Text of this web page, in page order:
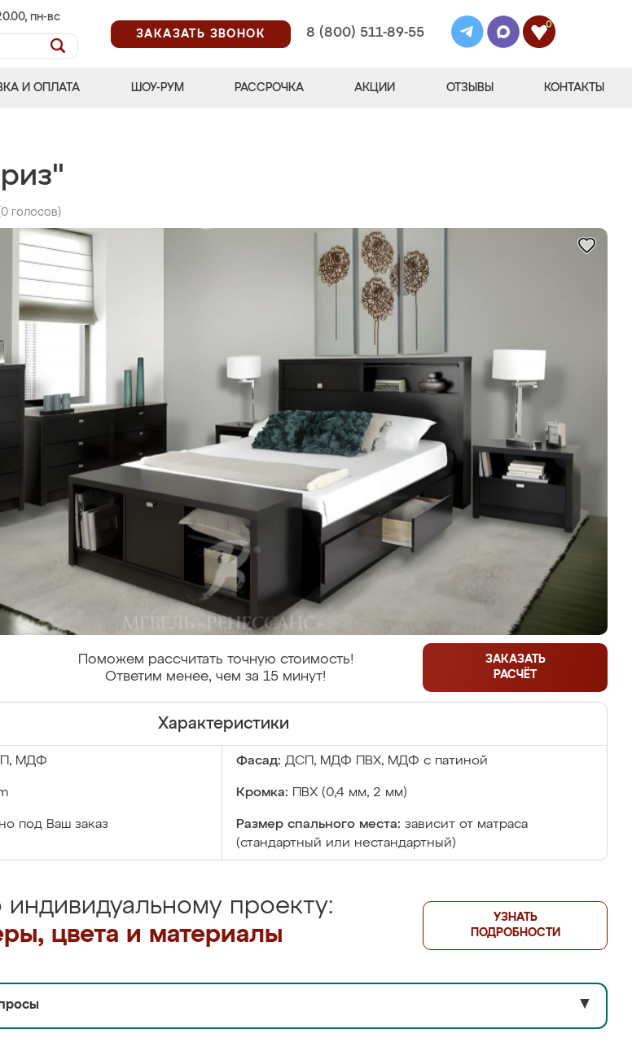
пн-вс
ЗАКАЗАТЬ ЗВОНОК
8 (800) 511-89-55
0
И ОПЛАТА ШОУ-РУМ РАССРОЧКА АКЦИИ ОТЗЫВЫ КОНТАКТЫ
0 голосов)
Поможем рассчитать точную стоимость!
Ответим менее, чем за 15 минут!
ЗАКАЗАТЬ
РАСЧЁТ
Характеристики
МДФ Фасад: ДСП, МДФ ПВХ, МДФ с патиной
Кромка: ПВХ (0,4 мм, 2 мм)
под Ваш заказ Размер спального места: зависит от матраса
(стандартный или нестандартный)
индивидуальному проекту:
цвета и материалы
УЗНАТЬ
ПОДРОБНОСТИ
▼